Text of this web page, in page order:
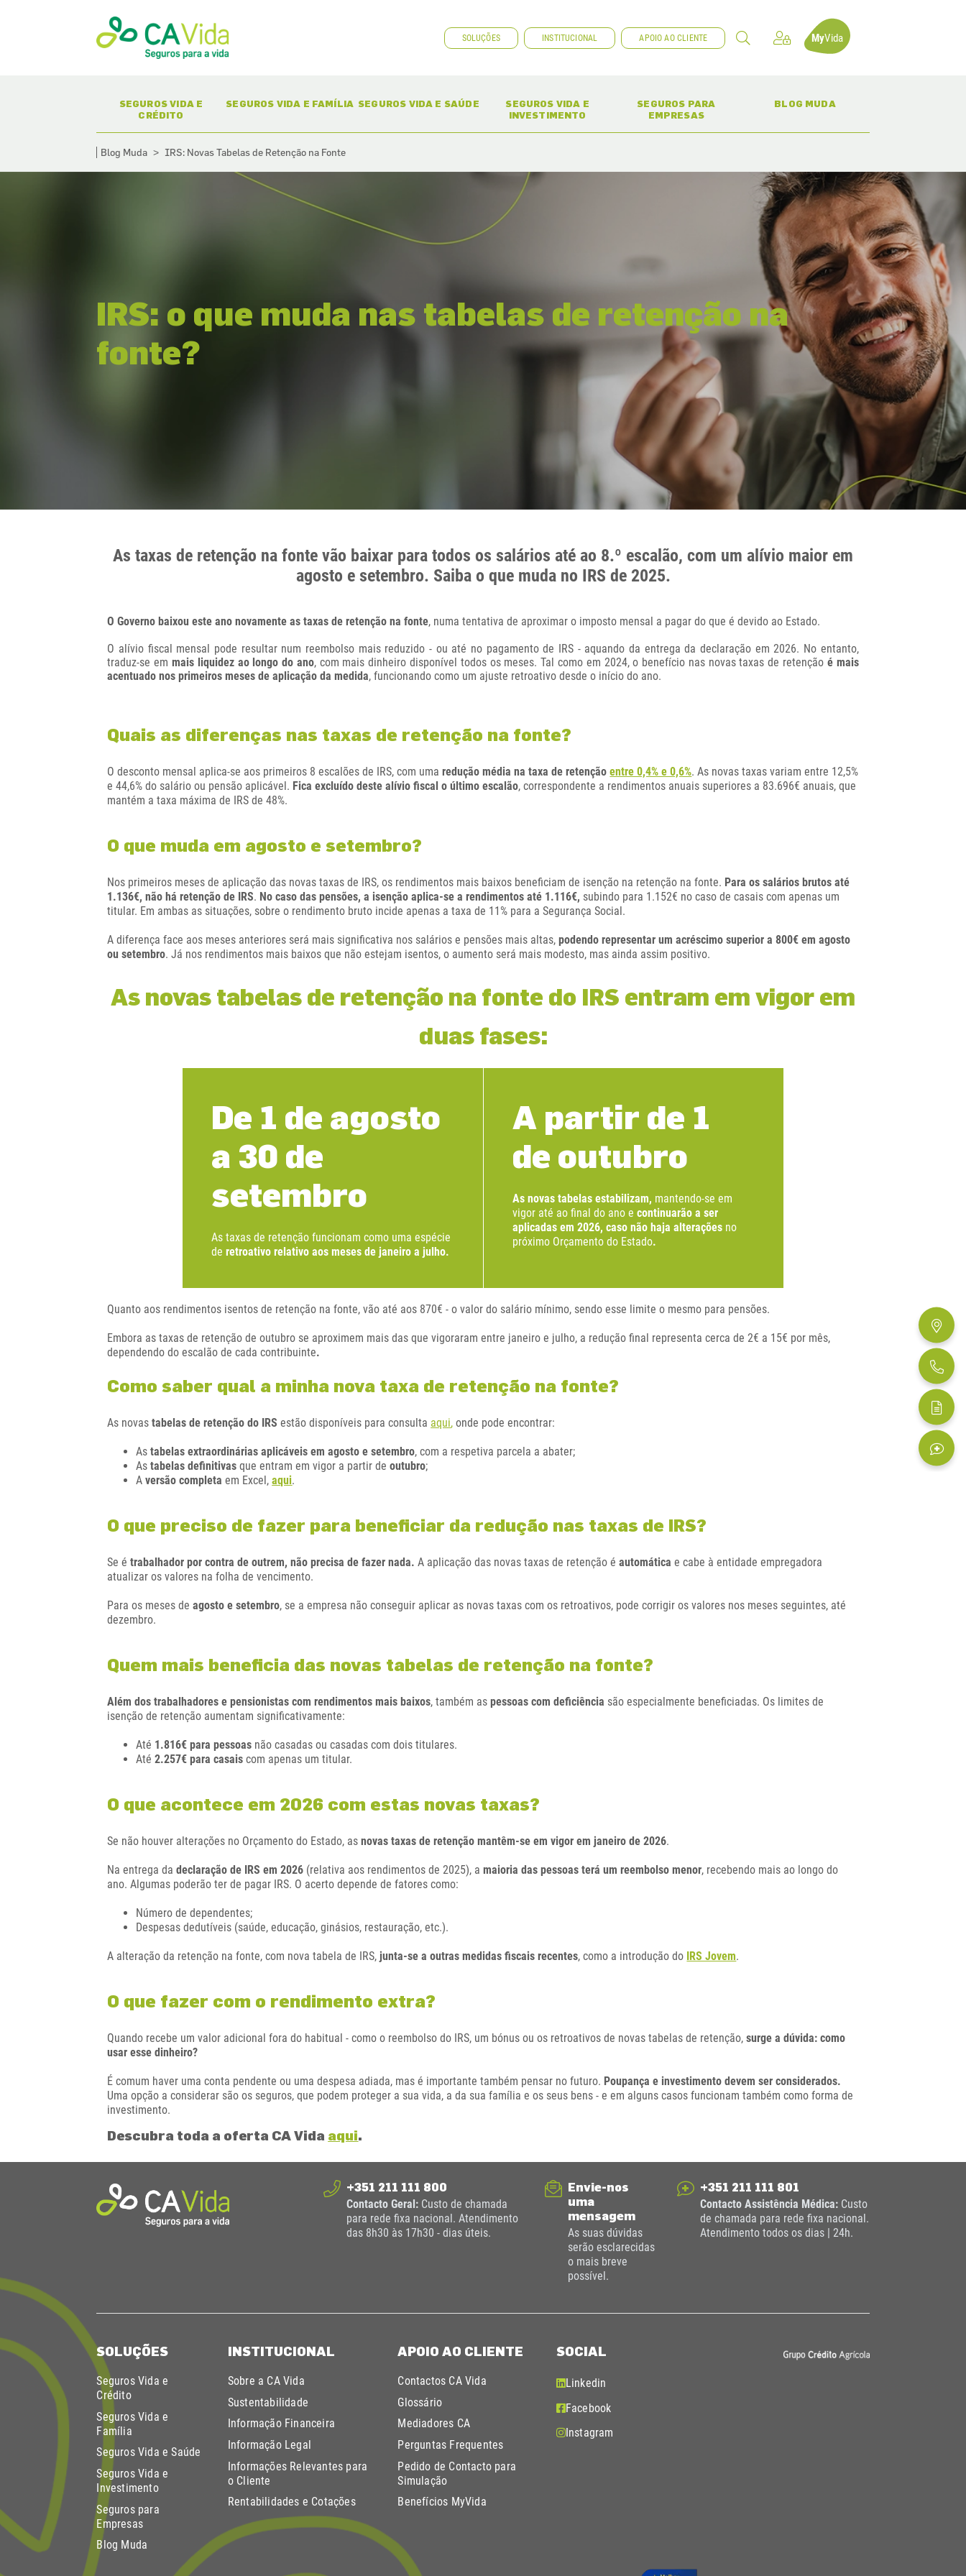
SOLUÇÕES INSTITUCIONAL APOIO AO CLIENTE MyVida
SEGUROS VIDA E
CRÉDITO
(CURRENT) SEGUROS VIDA E FAMÍLIA
(CURRENT) SEGUROS VIDA E SAÚDE
(CURRENT)
SEGUROS VIDA E
INVESTIMENTO
(CURRENT)
SEGUROS PARA
EMPRESAS
(CURRENT) BLOG MUDA
(CURRENT)
Blog Muda > IRS: Novas Tabelas de Retenção na Fonte
IRS: o que muda nas tabelas de retenção na
fonte?
As taxas de retenção na fonte vão baixar para todos os salários até ao 8.º escalão, com um alívio maior em
agosto e setembro. Saiba o que muda no IRS de 2025.
O Governo baixou este ano novamente as taxas de retenção na fonte, numa tentativa de aproximar o imposto mensal a pagar do que é devido ao Estado.
O alívio fiscal mensal pode resultar num reembolso mais reduzido - ou até no pagamento de IRS - aquando da entrega da declaração em 2026. No entanto,
traduz-se em mais liquidez ao longo do ano, com mais dinheiro disponível todos os meses. Tal como em 2024, o benefício nas novas taxas de retenção é mais
acentuado nos primeiros meses de aplicação da medida, funcionando como um ajuste retroativo desde o início do ano.
Quais as diferenças nas taxas de retenção na fonte?
O desconto mensal aplica-se aos primeiros 8 escalões de IRS, com umaredução média na taxa de retençãoentre 0,4% e 0,6%. As novas taxas variam entre 12,5%
e 44,6% do salário ou pensão aplicável. Fica excluído deste alívio fiscal o último escalão, correspondente a rendimentos anuais superiores a 83.696€ anuais, que
mantém a taxa máxima de IRS de 48%.
O que muda em agosto e setembro?
Nos primeiros meses de aplicação das novas taxas de IRS, os rendimentos mais baixos beneficiam de isenção na retenção na fonte. Para os salários brutos até
1.136€, não há retenção de IRS. No caso das pensões, a isenção aplica-se a rendimentos até 1.116€, subindo para 1.152€ no caso de casais com apenas um
titular. Em ambas as situações, sobre o rendimento bruto incide apenas a taxa de 11% para a Segurança Social.
A diferença face aos meses anteriores será mais significativa nos salários e pensões mais altas, podendo representar um acréscimo superior a 800€ em agosto
ou setembro. Já nos rendimentos mais baixos que não estejam isentos, o aumento será mais modesto, mas ainda assim positivo.
As novas tabelas de retenção na fonte do IRS entram em vigor em
duas fases:
De 1 de agosto
a 30 de
setembro
As taxas de retenção funcionam como uma espécie
de retroativo relativo aos meses de janeiro a julho.
A partir de 1
de outubro
As novas tabelas estabilizam, mantendo-se em
vigor até ao final do ano e continuarão a ser
aplicadas em 2026, caso não haja alteraçõesno
próximo Orçamento do Estado.
Quanto aos rendimentos isentos de retenção na fonte, vão até aos 870€ - o valor do salário mínimo, sendo esse limite o mesmo para pensões.
Embora as taxas de retenção de outubro se aproximem mais das que vigoraram entre janeiro e julho, a redução final representa cerca de 2€ a 15€ por mês,
dependendo do escalão de cada contribuinte.
Como saber qual a minha nova taxa de retenção na fonte?
As novastabelas de retenção do IRSestão disponíveis para consulta aqui, onde pode encontrar:
Astabelas extraordinárias aplicáveis em agosto e setembro, com a respetiva parcela a abater;
Astabelas definitivasque entram em vigor a partir deoutubro;
Aversão completaem Excel, aqui.
O que preciso de fazer para beneficiar da redução nas taxas de IRS?
Se étrabalhador por contra de outrem, não precisa de fazer nada. A aplicação das novas taxas de retenção é automática e cabe à entidade empregadora
atualizar os valores na folha de vencimento.
Para os meses deagosto e setembro, se a empresa não conseguir aplicar as novas taxas com os retroativos, pode corrigir os valores nos meses seguintes, até
dezembro.
Quem mais beneficia das novas tabelas de retenção na fonte?
Além dos trabalhadores e pensionistas com rendimentos mais baixos, também aspessoas com deficiência são especialmente beneficiadas. Os limites de
isenção de retenção aumentam significativamente:
Até 1.816€ para pessoas não casadas ou casadas com dois titulares.
Até2.257€ para casaiscom apenas um titular.
O que acontece em 2026 com estas novas taxas?
Se não houver alterações no Orçamento do Estado, asnovas taxas de retenção mantêm-se em vigor em janeiro de 2026.
Na entrega dadeclaração de IRS em 2026 (relativa aos rendimentos de 2025), amaioria das pessoas terá um reembolso menor, recebendo mais ao longo do
ano. Algumas poderão ter de pagar IRS. O acerto depende de fatores como:
Número de dependentes;
Despesas dedutíveis (saúde, educação, ginásios, restauração, etc.).
A alteração da retenção na fonte, com nova tabela de IRS,junta-se a outras medidas fiscais recentes, como a introdução do IRS Jovem.
O que fazer com o rendimento extra?
Quando recebe um valor adicional fora do habitual - como o reembolso do IRS, um bónus ou os retroativos de novas tabelas de retenção, surge a dúvida: como
usar esse dinheiro?
É comum haver uma conta pendente ou uma despesa adiada, mas é importante também pensar no futuro. Poupança e investimento devem ser considerados.
Uma opção a considerar são os seguros, que podem proteger a sua vida, a da sua família e os seus bens - e em alguns casos funcionam também como forma de
investimento.
Descubra toda a oferta CA Vida aqui.
+351 211 111 800
Contacto Geral: Custo de chamada
para rede fixa nacional. Atendimento
das 8h30 às 17h30 - dias úteis.
Envie-nos
uma
mensagem
As suas dúvidas
serão esclarecidas
o mais breve
possível.
+351 211 111 801
Contacto Assistência Médica: Custo
de chamada para rede fixa nacional.
Atendimento todos os dias | 24h.
SOLUÇÕES
Seguros Vida e
Crédito
Seguros Vida e
Família
Seguros Vida e Saúde
Seguros Vida e
Investimento
Seguros para
Empresas
Blog Muda
INSTITUCIONAL
Sobre a CA Vida
Sustentabilidade
Informação Financeira
Informação Legal
Informações Relevantes para
o Cliente
Rentabilidades e Cotações
APOIO AO CLIENTE
Contactos CA Vida
Glossário
Mediadores CA
Perguntas Frequentes
Pedido de Contacto para
Simulação
Benefícios MyVida
SOCIAL
Linkedin
Facebook
Instagram